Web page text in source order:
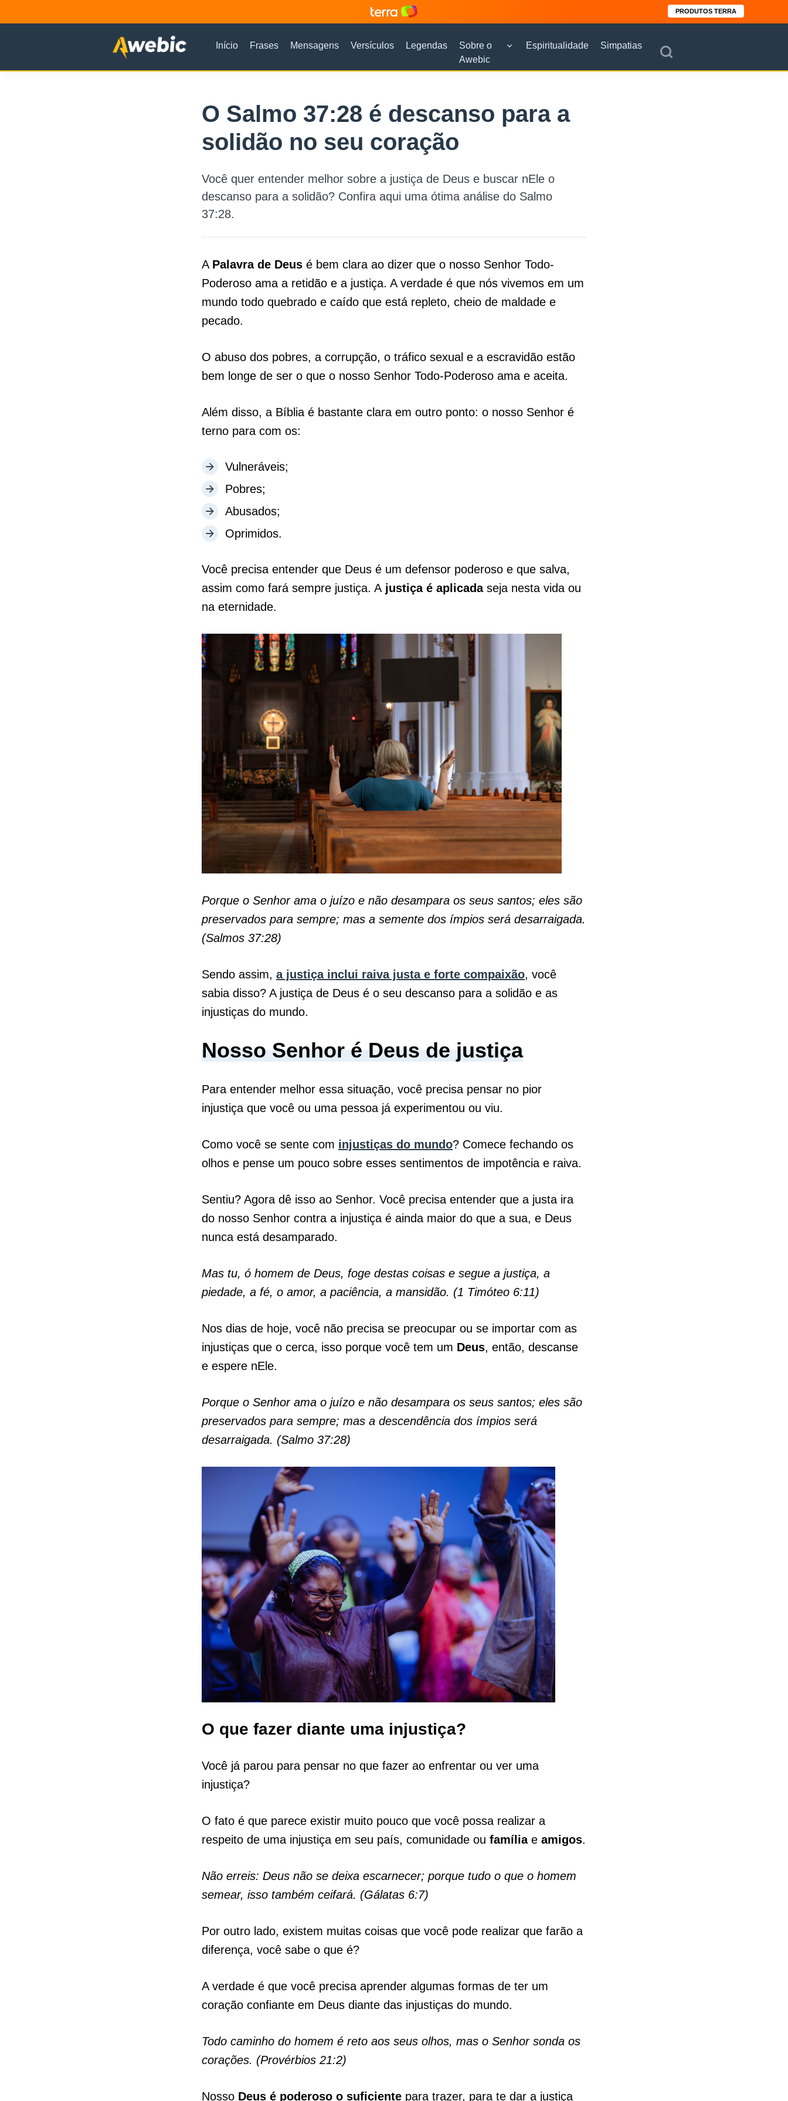
PRODUTOS TERRA
Início Frases Mensagens Versículos Legendas
Sobre o
Awebic
Espiritualidade Simpatias
O Salmo 37:28 é descanso para a
solidão no seu coração
Você quer entender melhor sobre a justiça de Deus e buscar nEle o
descanso para a solidão? Confira aqui uma ótima análise do Salmo
37:28.
A Palavra de Deus é bem clara ao dizer que o nosso Senhor Todo-
Poderoso ama a retidão e a justiça. A verdade é que nós vivemos em um
mundo todo quebrado e caído que está repleto, cheio de maldade e
pecado.
O abuso dos pobres, a corrupção, o tráfico sexual e a escravidão estão
bem longe de ser o que o nosso Senhor Todo-Poderoso ama e aceita.
Além disso, a Bíblia é bastante clara em outro ponto: o nosso Senhor é
terno para com os:
Vulneráveis;
Pobres;
Abusados;
Oprimidos.
Você precisa entender que Deus é um defensor poderoso e que salva,
assim como fará sempre justiça. A justiça é aplicadaseja nesta vida ou
na eternidade.
Porque o Senhor ama o juízo e não desampara os seus santos; eles são
preservados para sempre; mas a semente dos ímpios será desarraigada.
(Salmos 37:28)
Sendo assim, a justiça inclui raiva justa e forte compaixão, você
sabia disso? A justiça de Deus é o seu descanso para a solidão e as
injustiças do mundo.
Nosso Senhor é Deus de justiça
Para entender melhor essa situação, você precisa pensar no pior
injustiça que você ou uma pessoa já experimentou ou viu.
Como você se sente com injustiças do mundo? Comece fechando os
olhos e pense um pouco sobre esses sentimentos de impotência e raiva.
Sentiu? Agora dê isso ao Senhor. Você precisa entender que a justa ira
do nosso Senhor contra a injustiça é ainda maior do que a sua, e Deus
nunca está desamparado.
Mas tu, ó homem de Deus, foge destas coisas e segue a justiça, a
piedade, a fé, o amor, a paciência, a mansidão. (1 Timóteo 6:11)
Nos dias de hoje, você não precisa se preocupar ou se importar com as
injustiças que o cerca, isso porque você tem um Deus, então, descanse
e espere nEle.
Porque o Senhor ama o juízo e não desampara os seus santos; eles são
preservados para sempre; mas a descendência dos ímpios será
desarraigada. (Salmo 37:28)
O que fazer diante uma injustiça?
Você já parou para pensar no que fazer ao enfrentar ou ver uma
injustiça?
O fato é que parece existir muito pouco que você possa realizar a
respeito de uma injustiça em seu país, comunidade ou famíliae amigos.
Não erreis: Deus não se deixa escarnecer; porque tudo o que o homem
semear, isso também ceifará. (Gálatas 6:7)
Por outro lado, existem muitas coisas que você pode realizar que farão a
diferença, você sabe o que é?
A verdade é que você precisa aprender algumas formas de ter um
coração confiante em Deus diante das injustiças do mundo.
Todo caminho do homem é reto aos seus olhos, mas o Senhor sonda os
corações. (Provérbios 21:2)
Nosso Deus é poderoso o suficiente para trazer, para te dar a justiça